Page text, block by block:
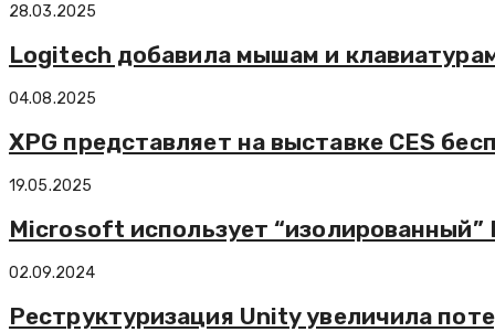
28.03.2025
Logitech добавила мышам и
04.08.2025
XPG представляет на выставке CES
19.05.2025
Microsoft использует
02.09.2024
Реструктуризация Unity увеличила